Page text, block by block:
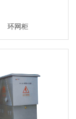
环网柜